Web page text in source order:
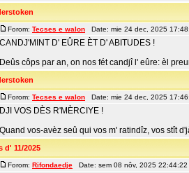
Forom: Tecses e walon Date: mie 24 dec, 2025
CANDJ'MINT D' EÛRE ÈT D' ABITUDES !
Deûs côps par an, on nos fét candjî l' eûre: èl
Forom: Tecses e walon Date: mie 24 dec, 2025
DJI VOS DÈS R'MÈRCIYE !
Quand vos-avèz seû qui vos m' ratindîz, vos stît
d' 11/2025
Forom: Rifondaedje Date: sem 08 nôv, 2025